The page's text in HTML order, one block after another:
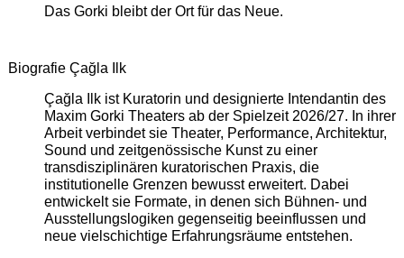
Das Gorki bleibt der Ort für das Neue.
Biografie Çağla Ilk
Çağla Ilk ist Kuratorin und designierte Intendantin des
Maxim Gorki Theaters ab der Spielzeit 2026/27. In ihrer
Arbeit verbindet sie Theater, Performance, Architektur,
Sound und zeitgenössische Kunst zu einer
transdisziplinären kuratorischen Praxis, die
institutionelle Grenzen bewusst erweitert. Dabei
entwickelt sie Formate, in denen sich Bühnen- und
Ausstellungslogiken gegenseitig beeinflussen und
neue vielschichtige Erfahrungsräume entstehen.